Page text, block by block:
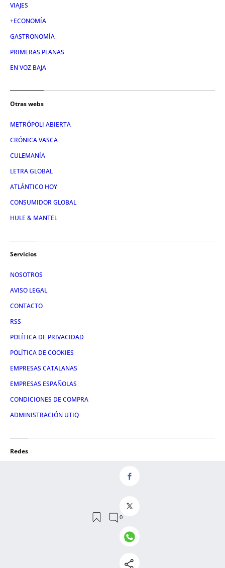
VIAJES
+ECONOMÍA
GASTRONOMÍA
PRIMERAS PLANAS
EN VOZ BAJA
Otras webs
METRÓPOLI ABIERTA
CRÓNICA VASCA
CULEMANÍA
LETRA GLOBAL
ATLÁNTICO HOY
CONSUMIDOR GLOBAL
HULE & MANTEL
Servicios
NOSOTROS
AVISO LEGAL
CONTACTO
RSS
POLÍTICA DE PRIVACIDAD
POLÍTICA DE COOKIES
EMPRESAS CATALANAS
EMPRESAS ESPAÑOLAS
CONDICIONES DE COMPRA
ADMINISTRACIÓN UTIQ
Redes